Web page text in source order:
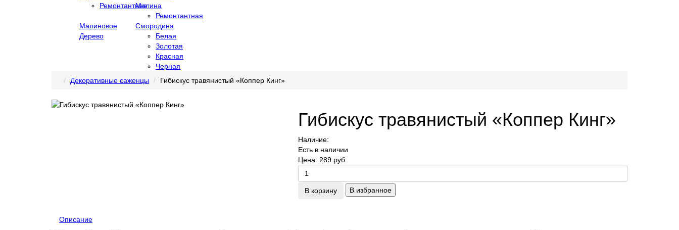
РемонтантнаяМалина
Ремонтантная
Малиновое
Дерево
Смородина
Белая
Золотая
Красная
Черная
Декоративные саженцы Гибискус травянистый «Коппер Кинг»
Гибискус травянистый «Коппер Кинг»
Наличие:
Есть в наличии
Цена: 289 руб.
В корзину В избранное
Описание